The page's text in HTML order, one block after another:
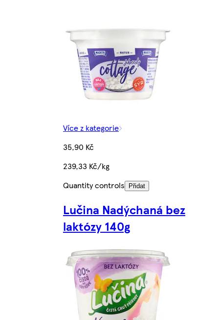
Více z kategorie
35,90 Kč
239,33 Kč/kg
Quantity controls
Přidat
Lučina Nadýchaná bez
laktózy 140g